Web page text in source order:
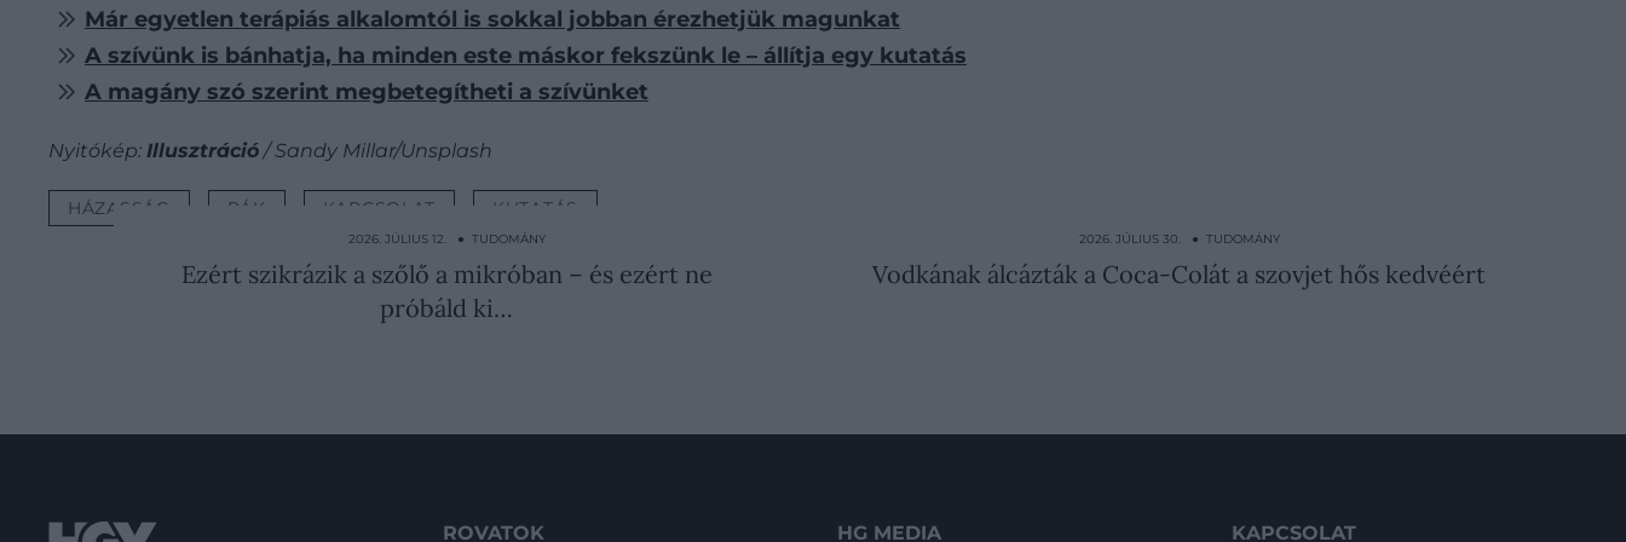
Már egyetlen terápiás alkalomtól is sokkal jobban érezhetjük magunkat
A szívünk is bánhatja, ha minden este máskor fekszünk le – állítja egy kutatás
A magány szó szerint megbetegítheti a szívünket
Nyitókép: Illusztráció/ Sandy Millar/Unsplash
HÁZASSÁG RÁK KAPCSOLAT KUTATÁS
2026. JÚLIUS 12. ● TUDOMÁNY
Ezért szikrázik a szőlő a mikróban – és ezért ne
próbáld ki…
2026. JÚLIUS 30. ● TUDOMÁNY
Vodkának álcázták a Coca-Colát a szovjet hős kedvéért
ROVATOK HG MEDIA KAPCSOLAT